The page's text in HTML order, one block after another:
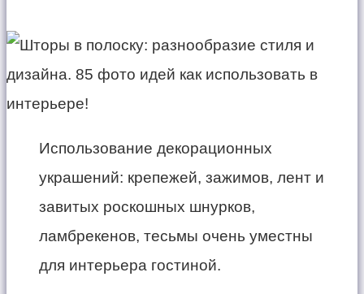
Использование декорационных
украшений: крепежей, зажимов, лент и
завитых роскошных шнурков,
ламбрекенов, тесьмы очень уместны
для интерьера гостиной.